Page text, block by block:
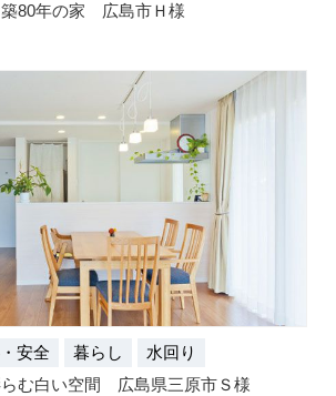
80年の家 広島市Ｈ様
安全 暮らし
水回り
む白い空間 広島県三原市Ｓ様